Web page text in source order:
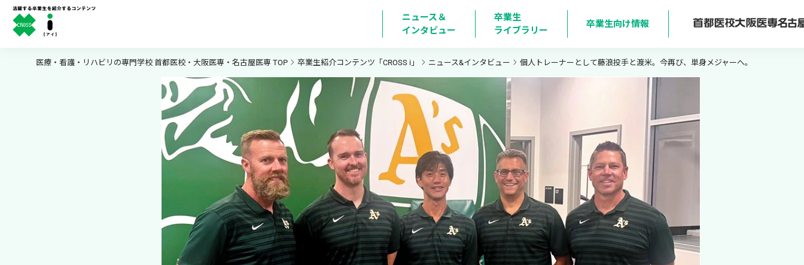
ニュース＆
インタビュー
卒業生
ライブラリー
卒業生向け情報
医療・看護・リハビリの専門学校 首都医校・大阪医専・名古屋医専 TOP 卒業生紹介コンテンツ「CROSS i」 ニュース&インタビュー 個人トレーナーとして藤浪投手と渡米。今再び、単身メジャーへ。